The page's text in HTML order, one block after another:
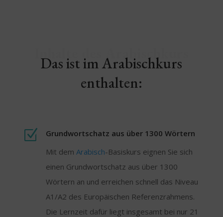
Inhalte des Arabischkurs
Das ist im Arabischkurs
enthalten:
Z
Grundwortschatz aus über 1300 Wörtern
Mit dem Arabisch-Basiskurs eignen Sie sich
einen Grundwortschatz aus über 1300
Wörtern an und erreichen schnell das Niveau
A1/A2 des Europäischen Referenzrahmens.
Die Lernzeit dafür liegt insgesamt bei nur 21